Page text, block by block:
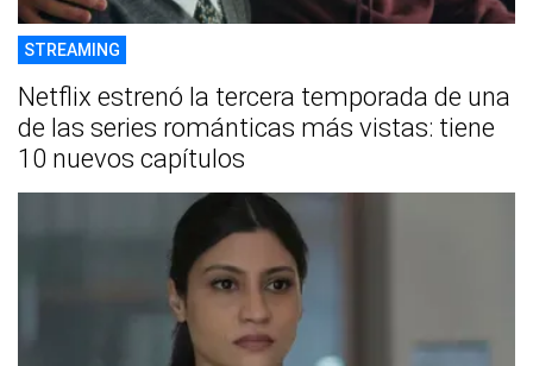
STREAMING
Netflix estrenó la tercera temporada de una
de las series románticas más vistas: tiene
10 nuevos capítulos